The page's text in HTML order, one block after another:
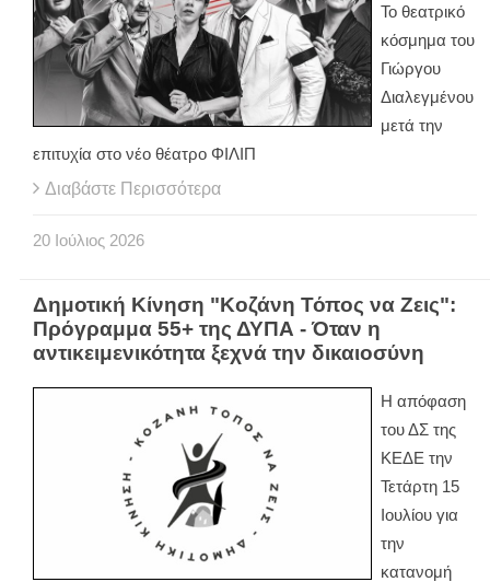
Το θεατρικό
κόσμημα του
Γιώργου
Διαλεγμένου
μετά την
επιτυχία στο νέο θέατρο ΦΙΛΙΠ
Διαβάστε Περισσότερα
20 Ιούλιος 2026
Δημοτική Κίνηση "Κοζάνη Τόπος να Ζεις":
Πρόγραμμα 55+ της ΔΥΠΑ - Όταν η
αντικειμενικότητα ξεχνά την δικαιοσύνη
Η απόφαση
του ΔΣ της
ΚΕΔΕ την
Τετάρτη 15
Ιουλίου για
την
κατανομή